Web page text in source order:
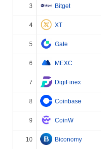
3 Bitget
4 XT
5 Gate
6 MEXC
7 DigiFinex
8 Coinbase
9 CoinW
10 Biconomy